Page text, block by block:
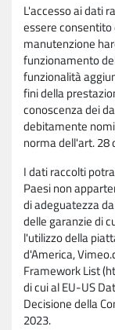
L'accesso ai dati
essere consentito
manutenzione
funzionamento
funzionalità
fini della
conoscenza dei
debitamente
norma dell'art. 28
I dati raccolti
Paesi non
di adeguatezza
delle garanzie di
l'utilizzo della
d'America,
Framework List
di cui al EU-US
Decisione della
2023.